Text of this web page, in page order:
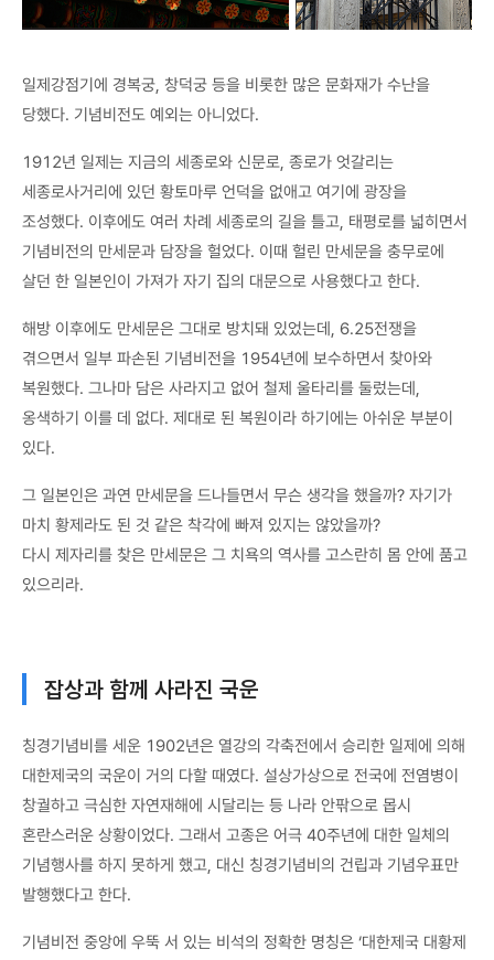
일제강점기에 경복궁, 창덕궁 등을 비롯한 많은 문화재가 수난을
당했다. 기념비전도 예외는 아니었다.
1912년 일제는 지금의 세종로와 신문로, 종로가 엇갈리는
세종로사거리에 있던 황토마루 언덕을 없애고 여기에 광장을
조성했다. 이후에도 여러 차례 세종로의 길을 틀고, 태평로를 넓히면서
기념비전의 만세문과 담장을 헐었다. 이때 헐린 만세문을 충무로에
살던 한 일본인이 가져가 자기 집의 대문으로 사용했다고 한다.
해방 이후에도 만세문은 그대로 방치돼 있었는데, 6.25전쟁을
겪으면서 일부 파손된 기념비전을 1954년에 보수하면서 찾아와
복원했다. 그나마 담은 사라지고 없어 철제 울타리를 둘렀는데,
옹색하기 이를 데 없다. 제대로 된 복원이라 하기에는 아쉬운 부분이
있다.
그 일본인은 과연 만세문을 드나들면서 무슨 생각을 했을까? 자기가
마치 황제라도 된 것 같은 착각에 빠져 있지는 않았을까?
다시 제자리를 찾은 만세문은 그 치욕의 역사를 고스란히 몸 안에 품고
있으리라.
잡상과 함께 사라진 국운
칭경기념비를 세운 1902년은 열강의 각축전에서 승리한 일제에 의해
대한제국의 국운이 거의 다할 때였다. 설상가상으로 전국에 전염병이
창궐하고 극심한 자연재해에 시달리는 등 나라 안팎으로 몹시
혼란스러운 상황이었다. 그래서 고종은 어극 40주년에 대한 일체의
기념행사를 하지 못하게 했고, 대신 칭경기념비의 건립과 기념우표만
발행했다고 한다.
기념비전 중앙에 우뚝 서 있는 비석의 정확한 명칭은 ‘대한제국 대황제